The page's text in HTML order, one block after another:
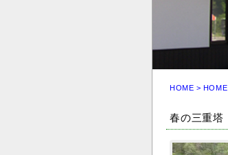
HOME > HOME
春の三重塔